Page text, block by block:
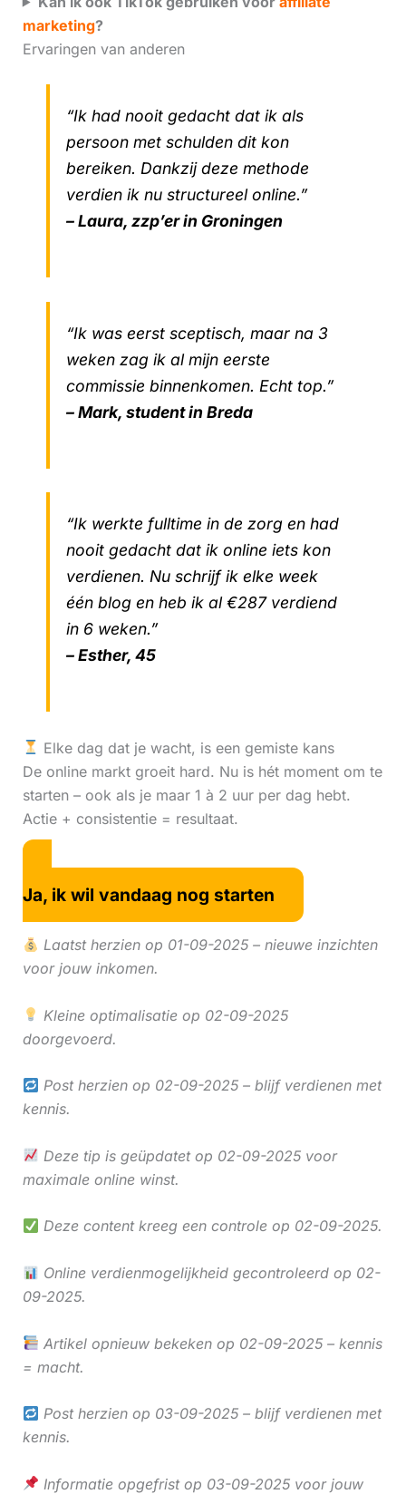
marketing?
Ervaringen van anderen
“Ik had nooit gedacht dat ik als
persoon met schulden dit kon
bereiken. Dankzij deze methode
verdien ik nu structureel online.”
– Laura, zzp’er in Groningen
“Ik was eerst sceptisch, maar na 3
weken zag ik al mijn eerste
commissie binnenkomen. Echt top.”
– Mark, student in Breda
“Ik werkte fulltime in de zorg en had
nooit gedacht dat ik online iets kon
verdienen. Nu schrijf ik elke week
één blog en heb ik al €287 verdiend
in 6 weken.”
– Esther, 45
Elke dag dat je wacht, is een gemiste kans
De online markt groeit hard. Nu is hét moment om te
starten – ook als je maar 1 à 2 uur per dag hebt.
Actie + consistentie = resultaat.
Ja, ik wil vandaag nog starten
Laatst herzien op 01-09-2025 – nieuwe inzichten
voor jouw inkomen.
Kleine optimalisatie op 02-09-2025
doorgevoerd.
Post herzien op 02-09-2025 – blijf verdienen met
kennis.
Deze tip is geüpdatet op 02-09-2025 voor
maximale online winst.
Deze content kreeg een controle op 02-09-2025.
Online verdienmogelijkheid gecontroleerd op 02-
09-2025.
Artikel opnieuw bekeken op 02-09-2025 – kennis
= macht.
Post herzien op 03-09-2025 – blijf verdienen met
kennis.
Informatie opgefrist op 03-09-2025 voor jouw